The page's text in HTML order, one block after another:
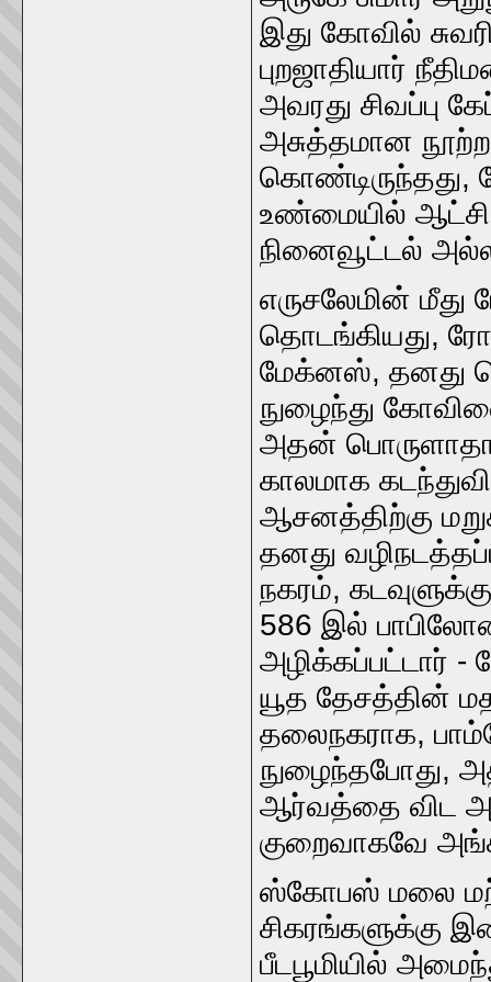
இது கோவில்
புறஜாதியார்
அவரது சிவப்பு
அசுத்தமான
கொண்டிருந்தது,
உண்மையில் ஆட்சி
நினைவூட்டல்
எருசலேமின் மீது
தொடங்கியது,
மேக்னஸ், தனது
நுழைந்து
அதன்
காலமாக
ஆசனத்திற்கு
தனது
நகரம்,
586 இல்
அழிக்கப்பட்டார்
யூத தேசத்தின்
தலைநகராக,
நுழைந்தபோது,
ஆர்வத்தை விட
குறைவாகவே
ஸ்கோபஸ் மலை
சிகரங்களுக்கு
பீடபூமியில்